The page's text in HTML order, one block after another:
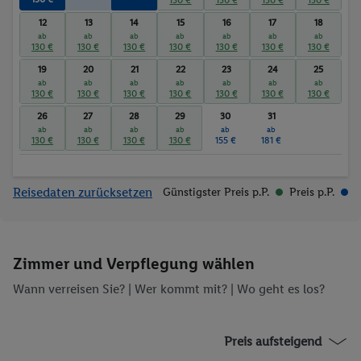
12
ab
130 €
13
ab
130 €
14
ab
130 €
15
ab
130 €
16
ab
130 €
17
ab
130 €
18
ab
130 €
19
ab
130 €
20
ab
130 €
21
ab
130 €
22
ab
130 €
23
ab
130 €
24
ab
130 €
25
ab
130 €
26
ab
130 €
27
ab
130 €
28
ab
130 €
29
ab
130 €
30
ab
155 €
31
ab
181 €
Reisedaten zurücksetzen Günstigster Preis p.P. Preis p.P.
Zimmer und Verpflegung wählen
Wann verreisen Sie? | Wer kommt mit? | Wo geht es los?
Preis aufsteigend